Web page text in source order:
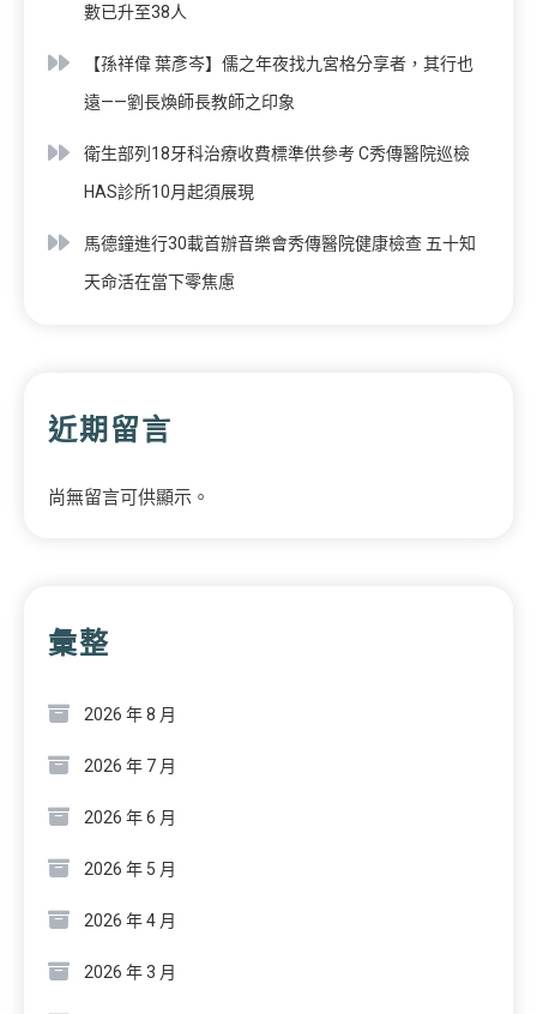
數已升至38人
【孫祥偉 葉彥岑】儒之年夜找九宮格分享者，其行也
遠——劉長煥師長教師之印象
衛生部列18牙科治療收費標準供參考 C秀傳醫院巡檢
HAS診所10月起須展現
馬德鐘進行30載首辦音樂會秀傳醫院健康檢查 五十知
天命活在當下零焦慮
近期留言
尚無留言可供顯示。
彙整
2026 年 8 月
2026 年 7 月
2026 年 6 月
2026 年 5 月
2026 年 4 月
2026 年 3 月